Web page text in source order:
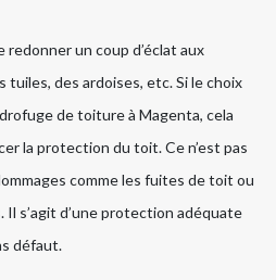
un coup d’éclat aux
des ardoises, etc. Si le choix
de toiture à Magenta, cela
la protection du toit. Ce n’est pas
comme les fuites de toit ou
Il s’agit d’une protection adéquate
défaut.